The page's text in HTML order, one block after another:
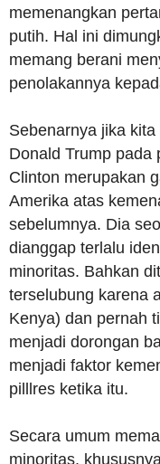
memenangkan
putih. Hal ini
memang berani
penolakannya
Sebenarnya jika
Donald Trump pada
Clinton merupakan
Amerika atas
sebelumnya. Dia
dianggap terlalu
minoritas. Bahkan
terselubung karena
Kenya) dan pernah
menjadi dorongan
menjadi faktor
pilllres ketika itu.
Secara umum
minoritas,